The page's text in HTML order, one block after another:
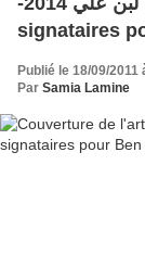
signataires
Publié le 18/09/2011
Par Samia Lamine